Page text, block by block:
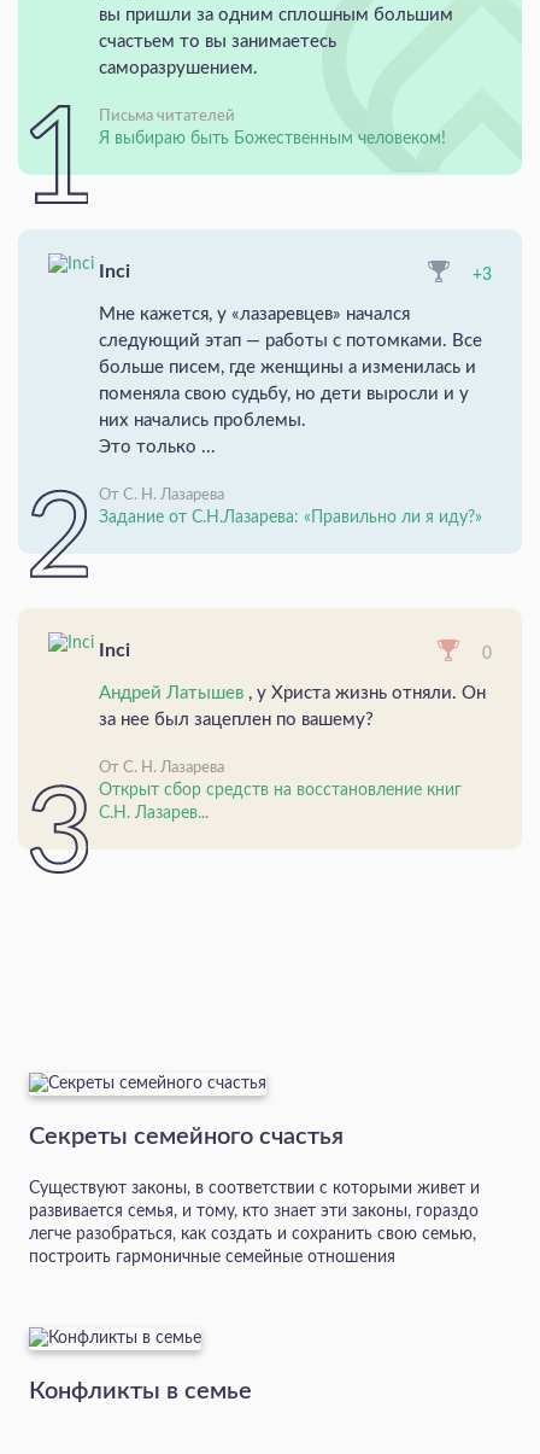
вы пришли за одним сплошным большим
счастьем то вы занимаетесь
саморазрушением.
Письма читателей
Я выбираю быть Божественным человеком!
Inci +3
Мне кажется, у «лазаревцев» начался
следующий этап — работы с потомками. Все
больше писем, где женщины а изменилась и
поменяла свою судьбу, но дети выросли и у
них начались проблемы.
Это только ...
От С. Н. Лазарева
Задание от С.Н.Лазарева: «Правильно ли я иду?»
Inci 0
Андрей Латышев , у Христа жизнь отняли. Он
за нее был зацеплен по вашему?
От С. Н. Лазарева
Открыт сбор средств на восстановление книг
С.Н. Лазарев...
Секреты семейного счастья
Существуют законы, в соответствии с которыми живет и
развивается семья, и тому, кто знает эти законы, гораздо
легче разобраться, как создать и сохранить свою семью,
построить гармоничные семейные отношения
Конфликты в семье